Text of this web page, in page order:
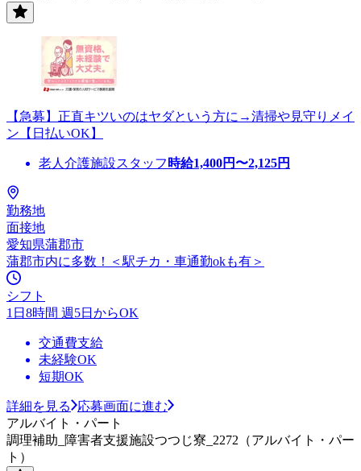
【急募】正直キツいのはヤダという方に→清掃や見守りメイ
ン【日払いOK】
老人介護施設スタッフ 時給1,400円〜2,125円
勤務地
面接地
愛知県蒲郡市
蒲郡市内に多数！＜駅チカ・車通勤okも有＞
シフト
1日8時間 週5日からOK
交通費支給
未経験OK
短期OK
詳細を見る
応募画面に進む
アルバイト・パート
調理補助_障害者支援施設つつじ寮_2272（アルバイト・パー
ト）